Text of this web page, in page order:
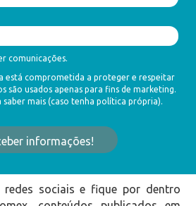
comunicações.
está comprometida a proteger e respeitar
são usados apenas para fins de marketing.
saber mais (caso tenha política própria).
informações!
redes sociais e fique por dentro